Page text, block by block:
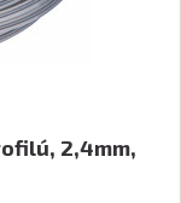
2,4mm,